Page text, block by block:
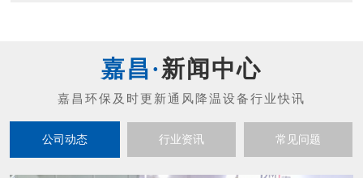
新闻中心
公司动态 行业资讯 常见问题